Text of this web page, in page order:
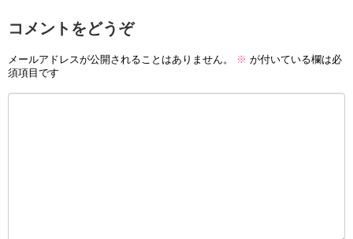
コメントをどうぞ
メールアドレスが公開されることはありません。 ※ が付いている欄は必
須項目です